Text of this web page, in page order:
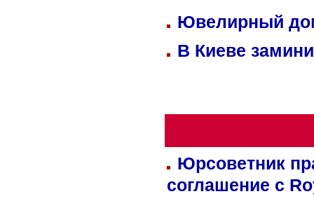
Ювелирный
В Киеве
Юрсоветник
соглашение с